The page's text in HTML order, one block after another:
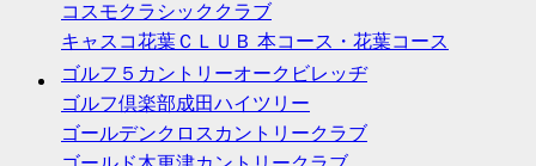
コスモクラシッククラブ
キャスコ花葉ＣＬＵＢ 本コース・花葉コース
ゴルフ５カントリーオークビレッヂ
ゴルフ倶楽部成田ハイツリー
ゴールデンクロスカントリークラブ